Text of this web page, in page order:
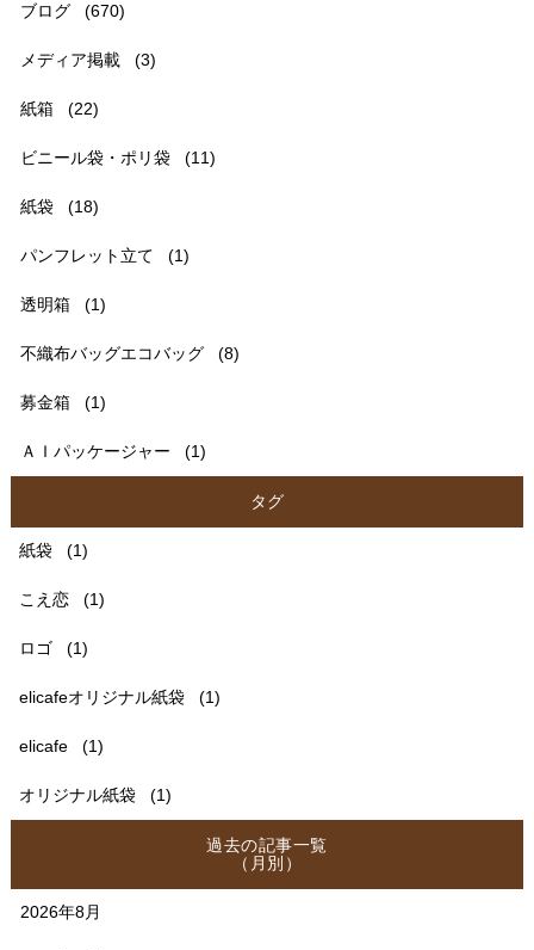
ブログ (670)
メディア掲載 (3)
紙箱 (22)
ビニール袋・ポリ袋 (11)
紙袋 (18)
パンフレット立て (1)
透明箱 (1)
不織布バッグエコバッグ (8)
募金箱 (1)
ＡＩパッケージャー (1)
タグ
紙袋 (1)
こえ恋 (1)
ロゴ (1)
elicafeオリジナル紙袋 (1)
elicafe (1)
オリジナル紙袋 (1)
過去の記事一覧
（月別）
2026年8月